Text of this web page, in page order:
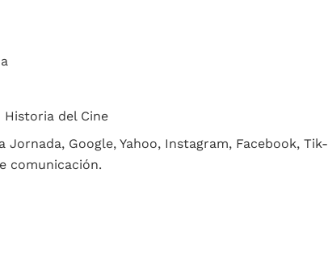
del Cine
Jornada, Google, Yahoo, Instagram, Facebook, Tik-
comunicación.